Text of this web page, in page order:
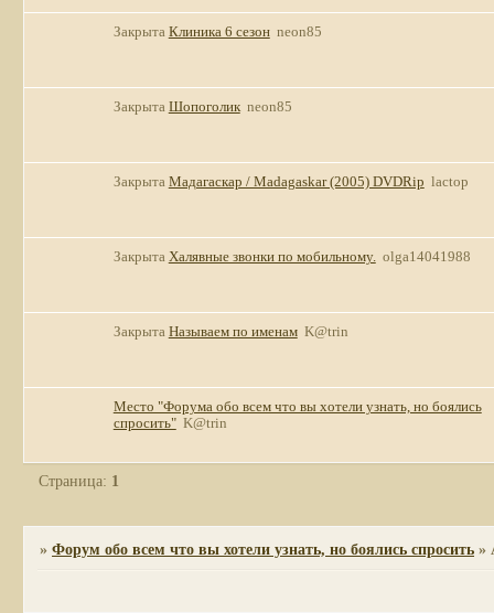
Закрыта Клиника 6 сезон neon85
Закрыта Шопоголик neon85
Закрыта Мадагаскар / Madagaskar (2005) DVDRip lactop
Закрыта Халявные звонки по мобильному. olga14041988
Закрыта Называем по именам K@trin
Место "Форума обо всем что вы хотели узнать, но боялись
спросить" K@trin
Страница: 1
»Форум обо всем что вы хотели узнать, но боялись спросить »